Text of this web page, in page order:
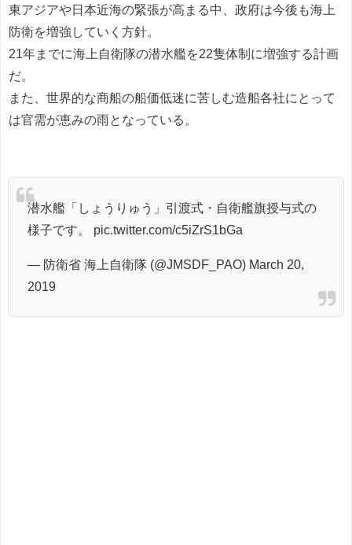
東アジアや日本近海の緊張が高まる中、政府は今後も海上
防衛を増強していく方針。
21年までに海上自衛隊の潜水艦を22隻体制に増強する計画
だ。
また、世界的な商船の船価低迷に苦しむ造船各社にとって
は官需が恵みの雨となっている。
潜水艦「しょうりゅう」引渡式・自衛艦旗授与式の
様子です。 pic.twitter.com/c5iZrS1bGa
— 防衛省 海上自衛隊 (@JMSDF_PAO) March 20,
2019